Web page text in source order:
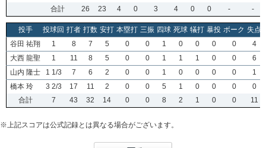
合計
26 23 4 0 3 4 0 0 - -
投手 投球回 打者 打数 安打 本塁打 三振 四球 死球 犠打 暴投 ボーク 失点
谷田 祐翔
1 8 7 5 0 0 1 0 0 0 0
4
大西 龍聖
1 11 8 5 0 0 1 1 1 0 0
6
山内 隆士
1 1/3 7 6 2 0 0 1 0 0 0 0
1
橋本 玲
3 2/3 17 11 2 0 0 5 1 0 0 0
0
合計
7 43 32 14 0 0 8 2 1 0 0 11
※上記スコアは公式記録とは異なる場合がございます。